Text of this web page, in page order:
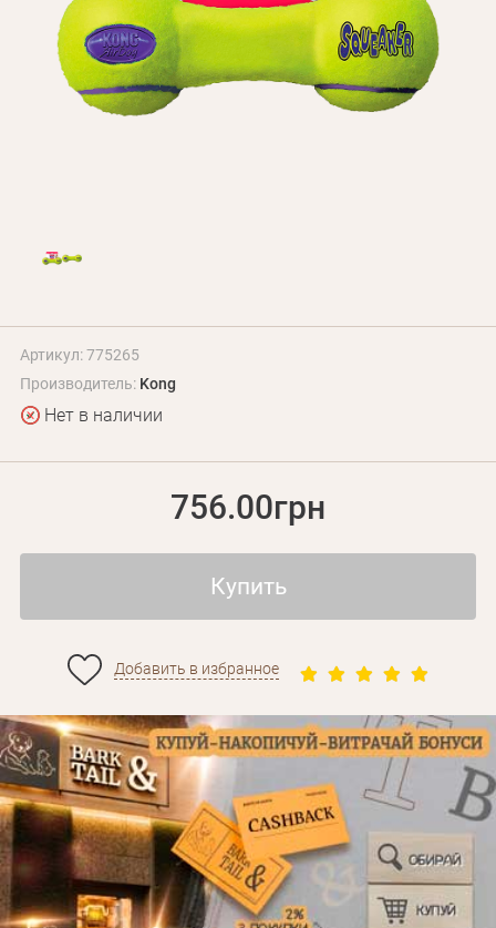
Оплата и доставка
Программа лояльности
Артикул: 775265
Производитель: Kong
Нет в наличии
756.00грн
Купить
Добавить в избранное
Забыли пароль?